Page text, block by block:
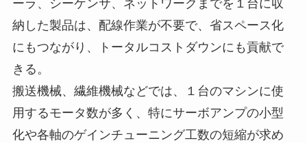
ーラ、シーケンサ、ネットワークまでを１台に収
納した製品は、配線作業が不要で、省スペース化
にもつながり、トータルコストダウンにも貢献で
きる。
搬送機械、繊維機械などでは、１台のマシンに使
用するモータ数が多く、特にサーボアンプの小型
化や各軸のゲインチューニング工数の短縮が求め